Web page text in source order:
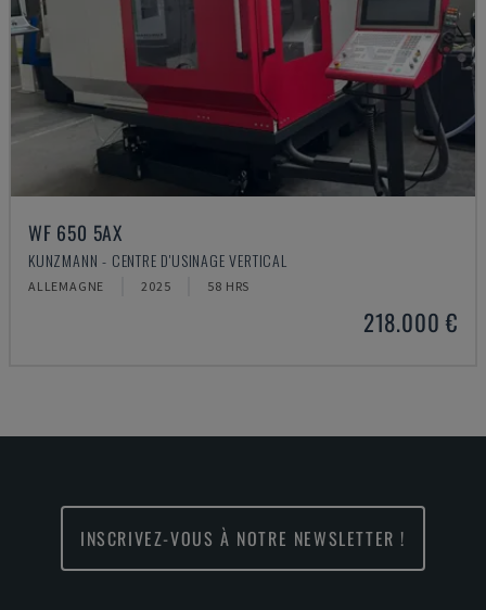
WF 650 5AX
KUNZMANN - CENTRE D'USINAGE VERTICAL
ALLEMAGNE 2025 58 HRS
218.000 €
INSCRIVEZ-VOUS À NOTRE NEWSLETTER !